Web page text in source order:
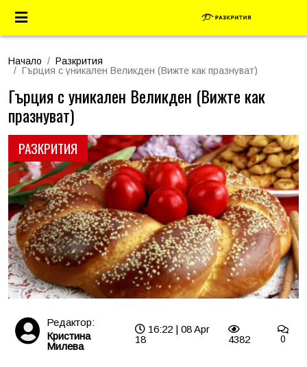
Начало
Разкрития
Гърция с уникален Великден (Вижте как празнуват)
РАЗКРИТИЯ
Гърция с уникален Великден (Вижте как
празнуват)
Редактор:
Кристина
Милева
16:22 | 08 Apr
18
4382 0